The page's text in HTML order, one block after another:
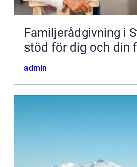
Familjerådgivning i
stöd för dig och din
admin